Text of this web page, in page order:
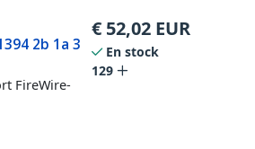
2b 1a 3
FireWire-
€ 52,02 EUR
En stock
129